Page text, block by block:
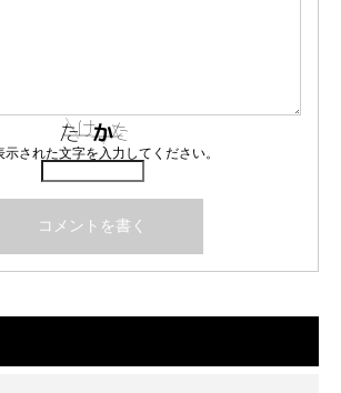
示された文字を入力してください。